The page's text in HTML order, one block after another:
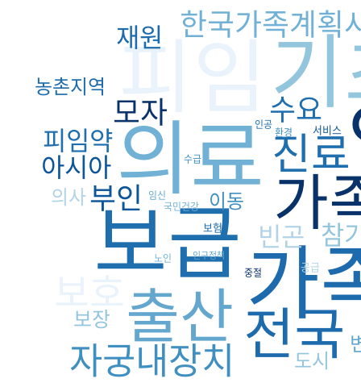
의료
가
피임
보급 가
출산전국
진료
자궁내장치
한국가족계획
모자
수요
부인
아시아
참
빈곤
피임약
재원
보장
이동
도시
농촌지역
의사
서비스
공급
보험
노인
국민건강
수급
환경
임신
인공
중절
인구정책